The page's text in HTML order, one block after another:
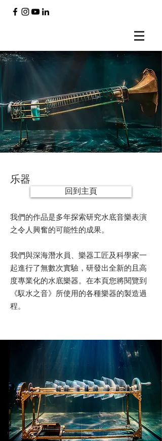
乐器
回到主頁
我們的作品是多年探索研究水底音樂表演
之令人興奮的可能性的成果。
我們與深海潛水員、樂器工匠及科學家一
起進行了無數次實驗，研發出全新的且高
度專業化的水底樂器。在本頁您將閱覽到
《馭水之音》所使用的各種樂器的製造過
程。